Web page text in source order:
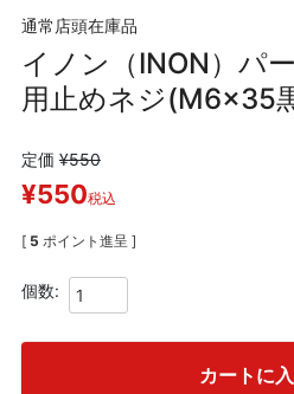
通常店頭在庫品
イノン（INON）パ
用止めネジ(M6x35
定価 ¥550
¥550税込
[ 5 ポイント進呈 ]
カートに